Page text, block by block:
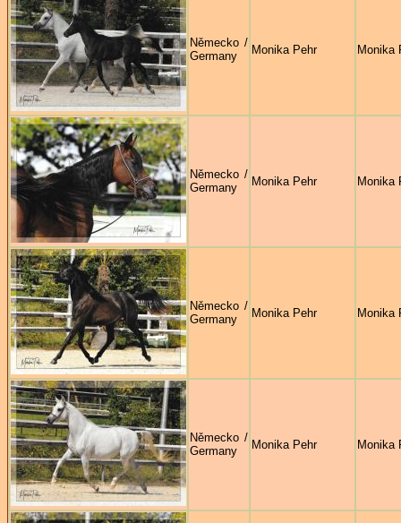
Německo /
Germany
Monika Pehr Monika
Německo /
Germany
Monika Pehr Monika
Německo /
Germany
Monika Pehr Monika
Německo /
Germany
Monika Pehr Monika